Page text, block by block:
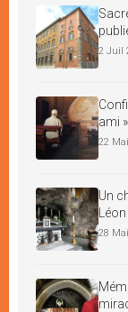
2 Juil
ami »
22
Un
28